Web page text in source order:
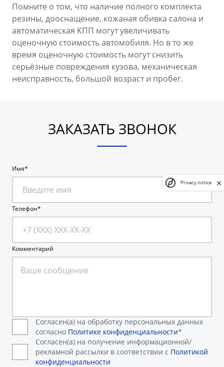
Помните о том, что наличие полного комплекта
резины, дооснащение, кожаная обивка салона и
автоматическая КПП могут увеличивать
оценочную стоимость автомобиля. Но в то же
время оценочную стоимость могут снизить
серьёзные повреждения кузова, механическая
неисправность, большой возраст и пробег.
ЗАКАЗАТЬ ЗВОНОК
Имя
Телефон
Комментарий
Согласен(а) на обработку персональных данных
согласно Политике конфиденциальности*
Согласен(а) на получение информационной/
рекламной рассылки в соответствии с Политикой
конфиденциальности
Privacy notice